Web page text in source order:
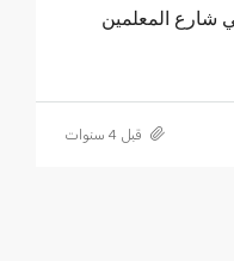
قبل 4 سنوات